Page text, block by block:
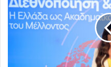
η
ν
η